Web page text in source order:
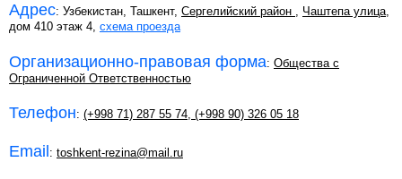
Адрес: Узбекистан, Ташкент, Сергелийский район , Чаштепа улица,
дом 410 этаж 4, схема проезда
Организационно-правовая форма: Общества с
Ограниченной Ответственностью
Телефон: (+998 71) 287 55 74, (+998 90) 326 05 18
Email: toshkent-rezina@mail.ru